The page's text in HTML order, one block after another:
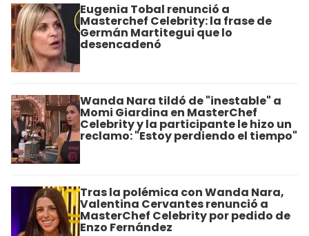
Eugenia Tobal renunció a
Masterchef Celebrity: la frase de
Germán Martitegui que lo
desencadenó
Wanda Nara tildó de "inestable" a
Momi Giardina en MasterChef
Celebrity y la participante le hizo un
reclamo: "Estoy perdiendo el tiempo"
Tras la polémica con Wanda Nara,
Valentina Cervantes renunció a
MasterChef Celebrity por pedido de
Enzo Fernández